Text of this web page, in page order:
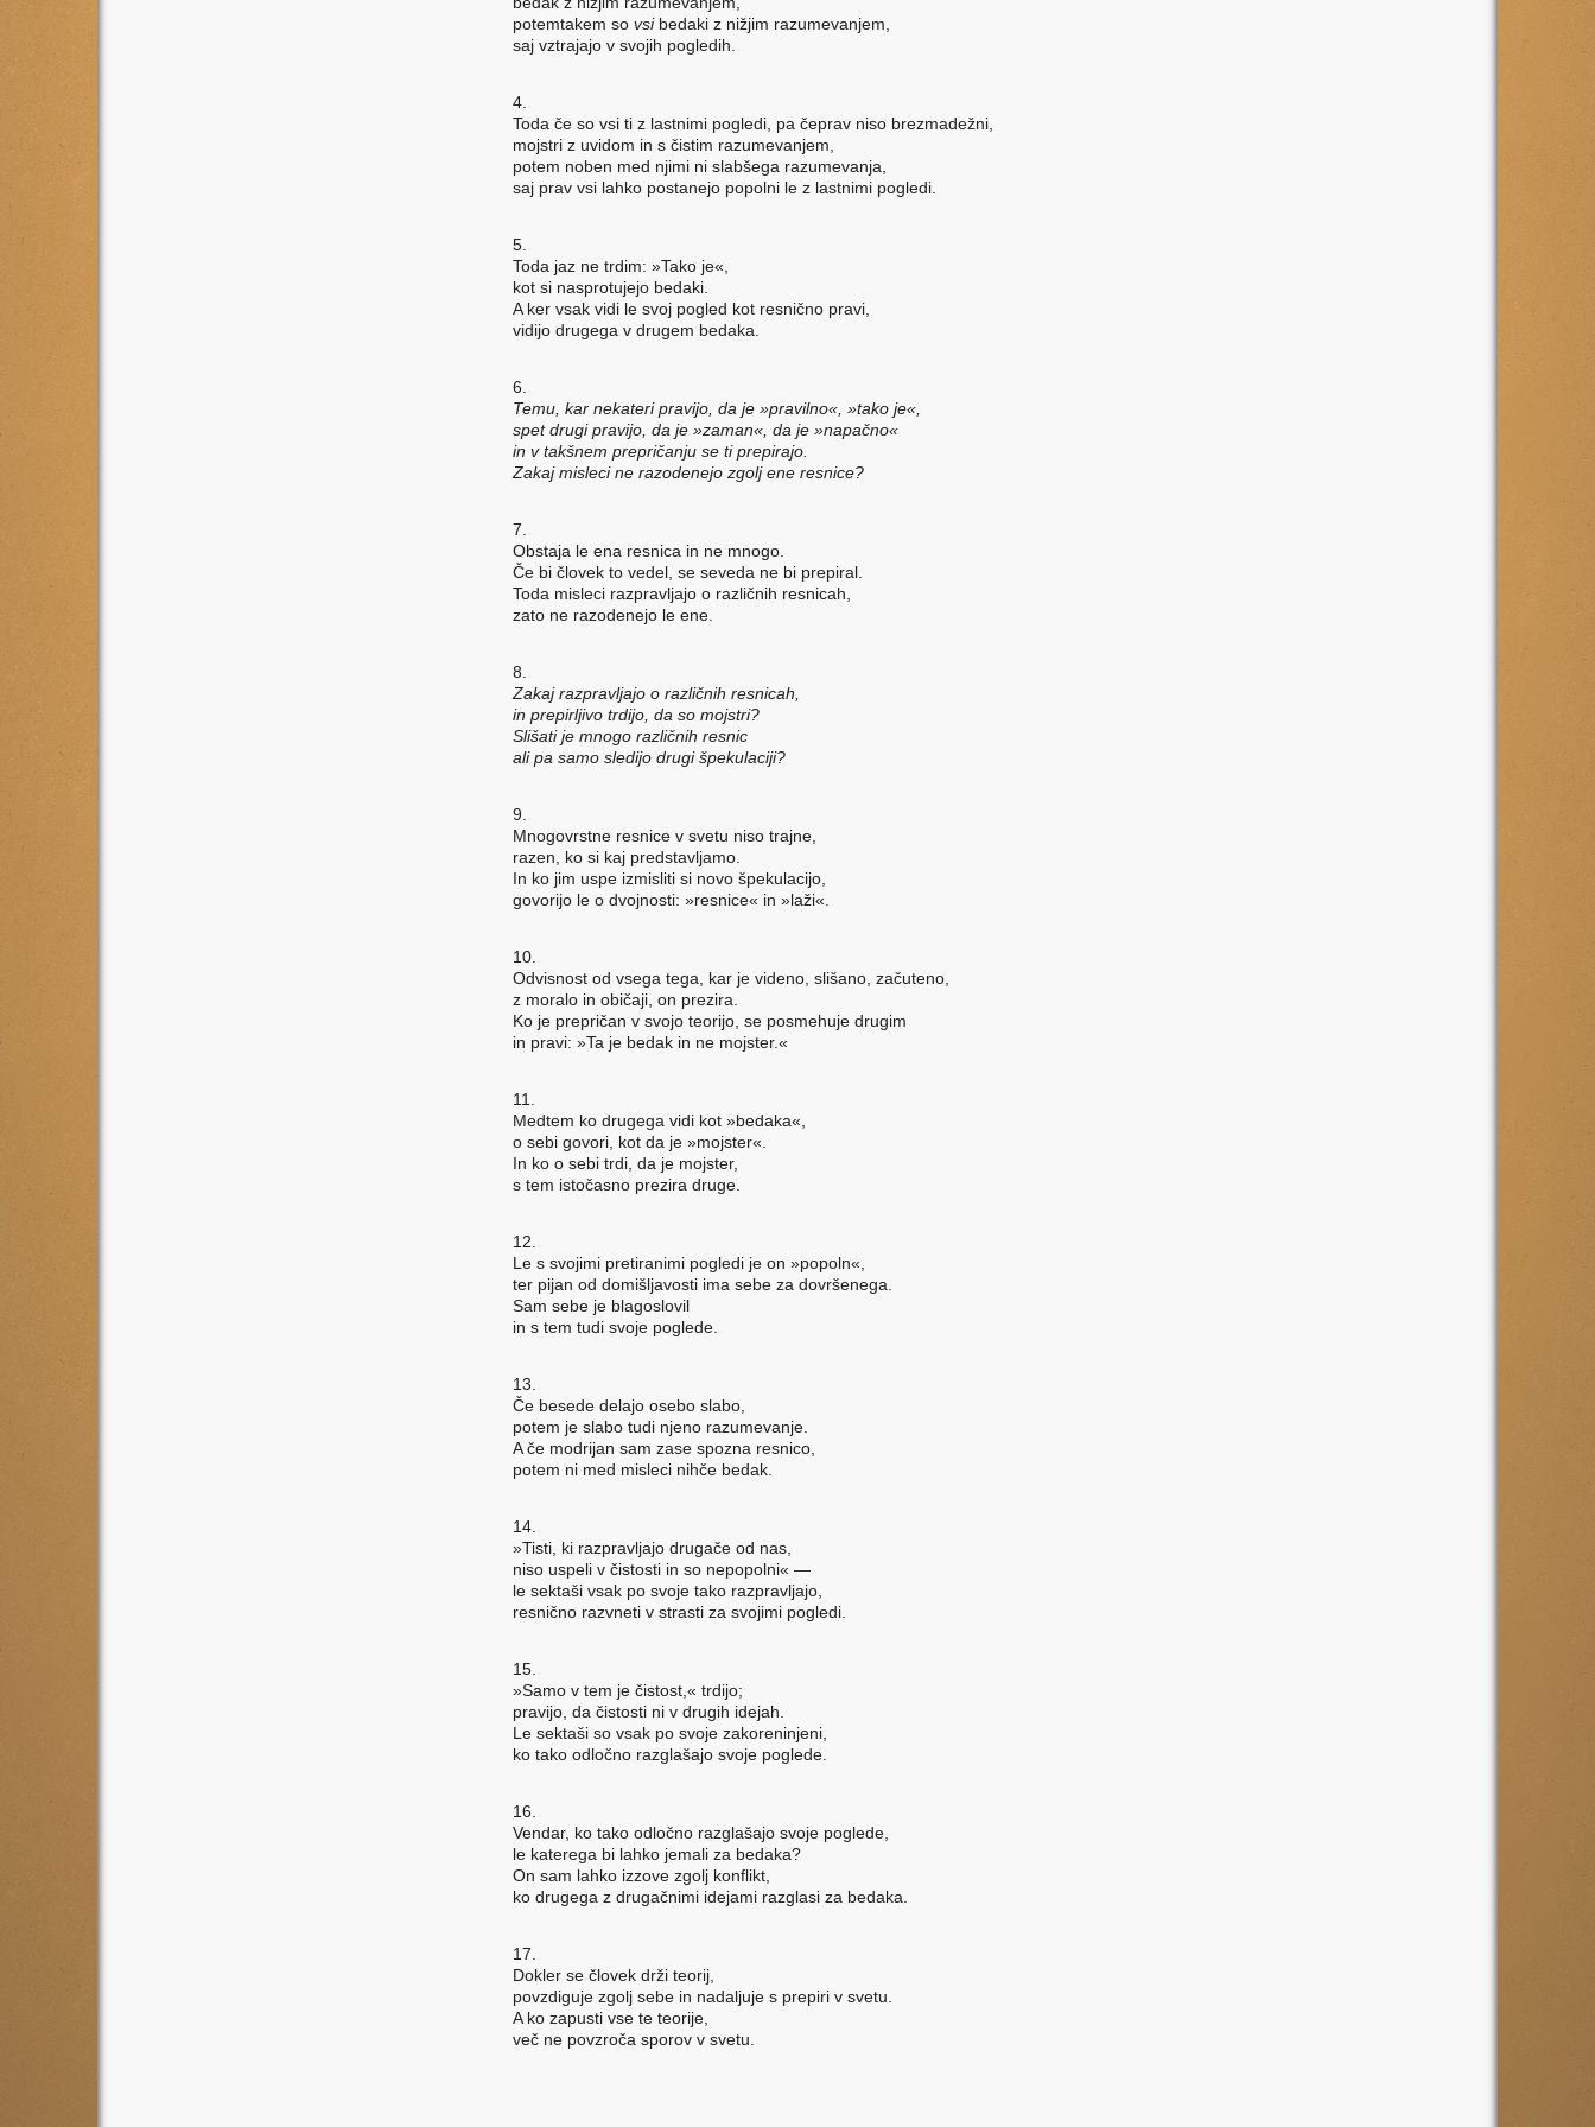
potemtakem so vsibedaki z nižjim razumevanjem,
saj vztrajajo v svojih pogledih.
4.
Toda če so vsi ti z lastnimi pogledi, pa čeprav niso brezmadežni,
mojstri z uvidom in s čistim razumevanjem,
potem noben med njimi ni slabšega razumevanja,
saj prav vsi lahko postanejo popolni le z lastnimi pogledi.
5.
Toda jaz ne trdim: »Tako je«,
kot si nasprotujejo bedaki.
A ker vsak vidi le svoj pogled kot resnično pravi,
vidijo drugega v drugem bedaka.
6.
Temu, kar nekateri pravijo, da je »pravilno«, »tako je«,
spet drugi pravijo, da je »zaman«, da je »napačno«
in v takšnem prepričanju se ti prepirajo.
Zakaj misleci ne razodenejo zgolj ene resnice?
7.
Obstaja le ena resnica in ne mnogo.
Če bi človek to vedel, se seveda ne bi prepiral.
Toda misleci razpravljajo o različnih resnicah,
zato ne razodenejo le ene.
8.
Zakaj razpravljajo o različnih resnicah,
in prepirljivo trdijo, da so mojstri?
Slišati je mnogo različnih resnic
ali pa samo sledijo drugi špekulaciji?
9.
Mnogovrstne resnice v svetu niso trajne,
razen, ko si kaj predstavljamo.
In ko jim uspe izmisliti si novo špekulacijo,
govorijo le o dvojnosti: »resnice« in »laži«.
10.
Odvisnost od vsega tega, kar je videno, slišano, začuteno,
z moralo in običaji, on prezira.
Ko je prepričan v svojo teorijo, se posmehuje drugim
in pravi: »Ta je bedak in ne mojster.«
11.
Medtem ko drugega vidi kot »bedaka«,
o sebi govori, kot da je »mojster«.
In ko o sebi trdi, da je mojster,
s tem istočasno prezira druge.
12.
Le s svojimi pretiranimi pogledi je on »popoln«,
ter pijan od domišljavosti ima sebe za dovršenega.
Sam sebe je blagoslovil
in s tem tudi svoje poglede.
13.
Če besede delajo osebo slabo,
potem je slabo tudi njeno razumevanje.
A če modrijan sam zase spozna resnico,
potem ni med misleci nihče bedak.
14.
»Tisti, ki razpravljajo drugače od nas,
niso uspeli v čistosti in so nepopolni« —
le sektaši vsak po svoje tako razpravljajo,
resnično razvneti v strasti za svojimi pogledi.
15.
»Samo v tem je čistost,« trdijo;
pravijo, da čistosti ni v drugih idejah.
Le sektaši so vsak po svoje zakoreninjeni,
ko tako odločno razglašajo svoje poglede.
16.
Vendar, ko tako odločno razglašajo svoje poglede,
le katerega bi lahko jemali za bedaka?
On sam lahko izzove zgolj konflikt,
ko drugega z drugačnimi idejami razglasi za bedaka.
17.
Dokler se človek drži teorij,
povzdiguje zgolj sebe in nadaljuje s prepiri v svetu.
A ko zapusti vse te teorije,
več ne povzroča sporov v svetu.